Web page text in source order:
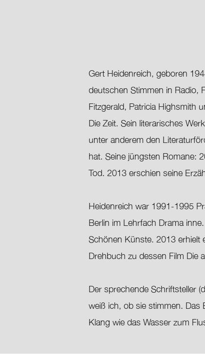
Gert Heidenreich, geboren
deutschen Stimmen in Radio,
Fitzgerald, Patricia Highsmith
Die Zeit. Sein literarisches
unter anderem den
hat. Seine jüngsten Romane:
Tod. 2013 erschien seine
Heidenreich war 1991-1995
Berlin im Lehrfach Drama
Schönen Künste. 2013 erhielt
Drehbuch zu dessen Film Die
Der sprechende Schriftsteller
weiß ich, ob sie stimmen.
Klang wie das Wasser zum